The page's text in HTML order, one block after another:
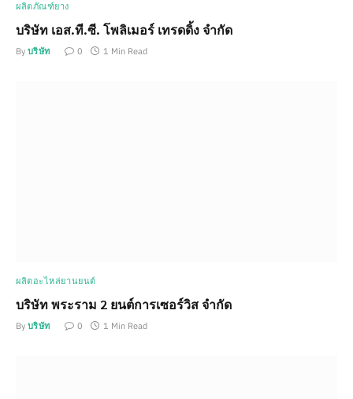
ผลิตภัณฑ์ยาง
บริษัท เอส.ที.ซี. โพลิเมอร์ เทรดดิ้ง จำกัด
By บริษัท 0 1 Min Read
ผลิตอะไหล่ยานยนต์
บริษัท พระราม 2 ยนต์การเซอร์วิส จำกัด
By บริษัท 0 1 Min Read